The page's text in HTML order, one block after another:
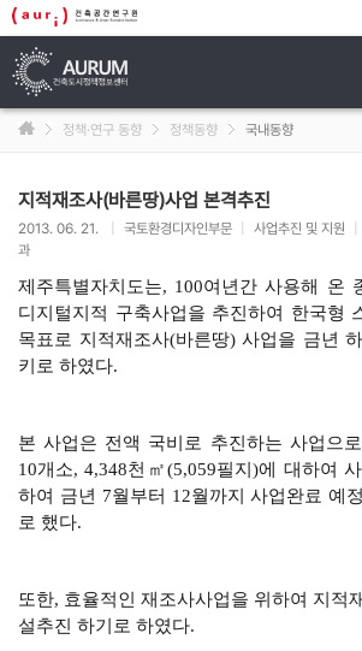
정책·연구 동향 정책동향 국내동향
지적재조사(바른땅)사업 본격추진
2013. 06. 21. 국토환경디자인부문 사업추진 및 지원
과
제주특별자치도는, 100여년간 사용해 온
디지털지적 구축사업을 추진하여 한국형
목표로 지적재조사(바른땅) 사업을 금년
키로 하였다.
본 사업은 전액 국비로 추진하는 사업으
10개소, 4,348천㎡(5,059필지)에 대하여
하여 금년 7월부터 12월까지 사업완료 예
로 했다.
또한, 효율적인 재조사사업을 위하여 지적
설추진 하기로 하였다.